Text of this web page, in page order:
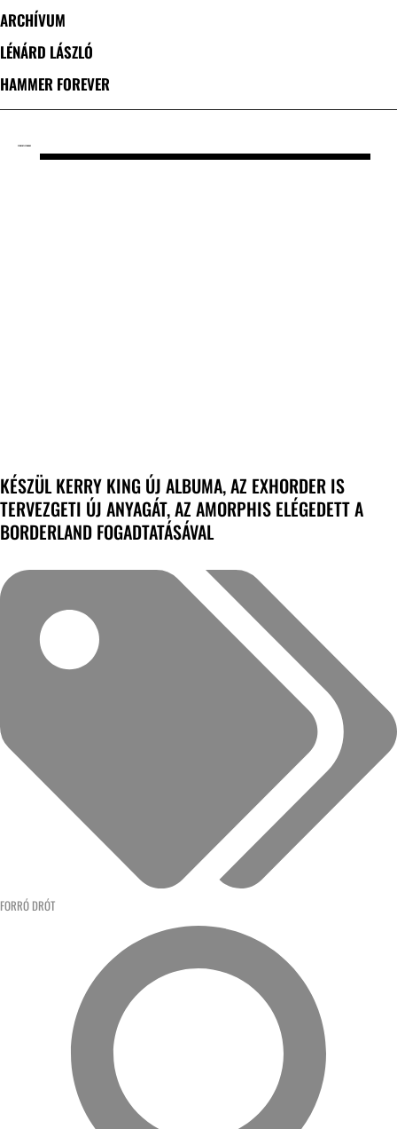
ARCHÍVUM
LÉNÁRD LÁSZLÓ
HAMMER FOREVER
KÉSZÜL KERRY KING ÚJ ALBUMA, AZ EXHORDER IS
TERVEZGETI ÚJ ANYAGÁT, AZ AMORPHIS ELÉGEDETT A
BORDERLAND FOGADTATÁSÁVAL
FORRÓ DRÓT